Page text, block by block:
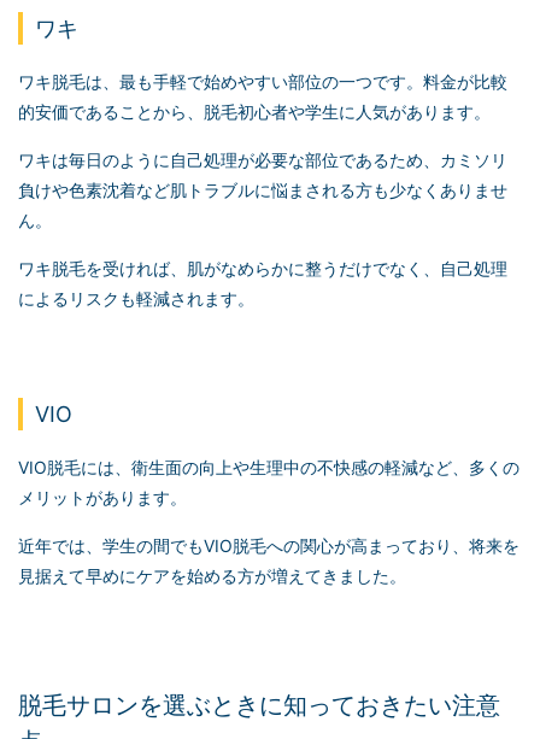
ワキ
ワキ脱毛は、最も手軽で始めやすい部位の一つです。料金が比較
的安価であることから、脱毛初心者や学生に人気があります。
ワキは毎日のように自己処理が必要な部位であるため、カミソリ
負けや色素沈着など肌トラブルに悩まされる方も少なくありませ
ん。
ワキ脱毛を受ければ、肌がなめらかに整うだけでなく、自己処理
によるリスクも軽減されます。
VIO
VIO脱毛には、衛生面の向上や生理中の不快感の軽減など、多くの
メリットがあります。
近年では、学生の間でもVIO脱毛への関心が高まっており、将来を
見据えて早めにケアを始める方が増えてきました。
脱毛サロンを選ぶときに知っておきたい注意